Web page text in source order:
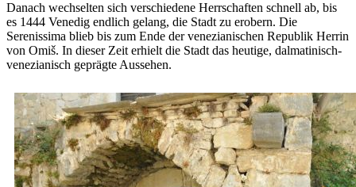
Danach wechselten sich verschiedene Herrschaften schnell ab, bis
es 1444 Venedig endlich gelang, die Stadt zu erobern. Die
Serenissima blieb bis zum Ende der venezianischen Republik Herrin
von Omiš. In dieser Zeit erhielt die Stadt das heutige, dalmatinisch-
venezianisch geprägte Aussehen.